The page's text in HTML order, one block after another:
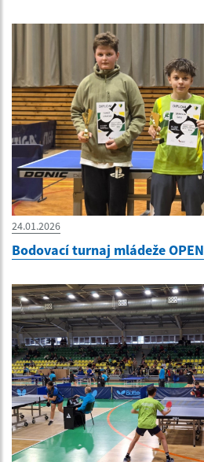
24.01.2026
Bodovací turnaj mládeže OPEN